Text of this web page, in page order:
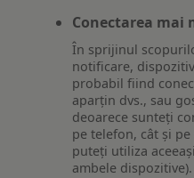
Conectarea mai
În sprijinul
notificare,
probabil fiind
aparțin dvs., sau
deoarece sunteți
pe telefon, cât și
puteți utiliza
ambele dispozitive).